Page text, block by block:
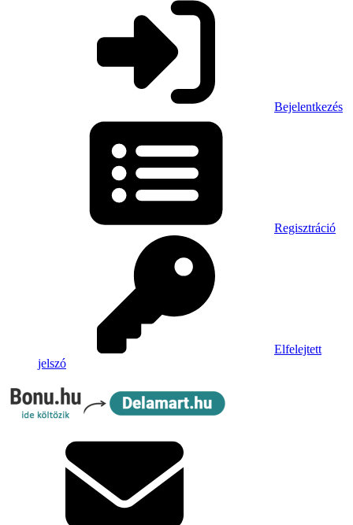
Bejelentkezés
Regisztráció
Elfelejtett
jelszó